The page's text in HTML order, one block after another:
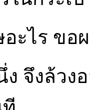
ะไร ขอ
ง จึงล้ว